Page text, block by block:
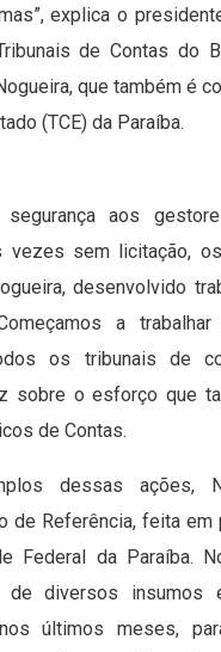
explica o
de Contas do
que também é
(TCE) da Paraíba.
aos
vezes sem licitação,
desenvolvido
a
os tribunais de
sobre o esforço que
de Contas.
dessas ações,
de Referência, feita em
Federal da Paraíba.
de diversos insumos
últimos meses,